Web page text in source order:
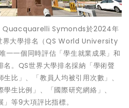
Quacquarelli Symonds於2024年
界大學排名（QS World University
一個同時評估「學生就業成果」和
名。QS世界大學排名採納「學術聲
比」、「教員人均被引用次數」、
學生比例」、「國際研究網絡」、
」等9大項評比指標。